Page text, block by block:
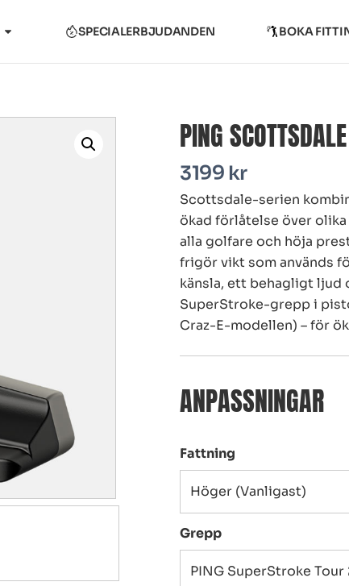
SPECIALERBJUDANDEN BOKA
PING
3199 kr
Scottsdale-serien
ökad förlåtelse över
alla golfare och höja
frigör vikt som används
känsla, ett behagligt ljud
SuperStroke-grepp i
Craz-E-modellen) – för
ANPASSNINGAR
Fattning
Grepp